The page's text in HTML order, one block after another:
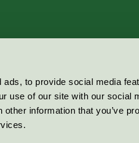
to provide social media
use of our site with our social
information that you’ve